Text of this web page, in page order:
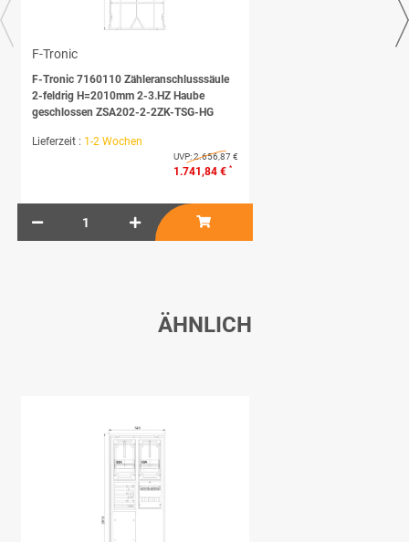
F-Tronic
F-Tronic 7160110 Zähleranschlusssäule
2-feldrig H=2010mm 2-3.HZ Haube
geschlossen ZSA202-2-2ZK-TSG-HG
Lieferzeit : 1-2 Wochen
UVP:2.656,87 €
1.741,84 € *
ÄHNLICH